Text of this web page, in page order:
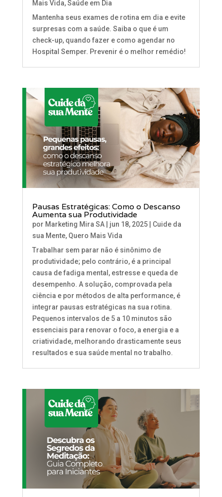
Mais Vida,Saúde em Dia
Mantenha seus exames de rotina em dia e evite
surpresas com a saúde. Saiba o que é um
check-up, quando fazer e como agendar no
Hospital Semper. Prevenir é o melhor remédio!
Pausas Estratégicas: Como o Descanso
Aumenta sua Produtividade
por Marketing Mira SA| jun 18, 2025| Cuide da
sua Mente, Quero Mais Vida
Trabalhar sem parar não é sinônimo de
produtividade; pelo contrário, é a principal
causa de fadiga mental, estresse e queda de
desempenho. A solução, comprovada pela
ciência e por métodos de alta performance, é
integrar pausas estratégicas na sua rotina.
Pequenos intervalos de 5 a 10 minutos são
essenciais para renovar o foco, a energia e a
criatividade, melhorando drasticamente seus
resultados e sua saúde mental no trabalho.